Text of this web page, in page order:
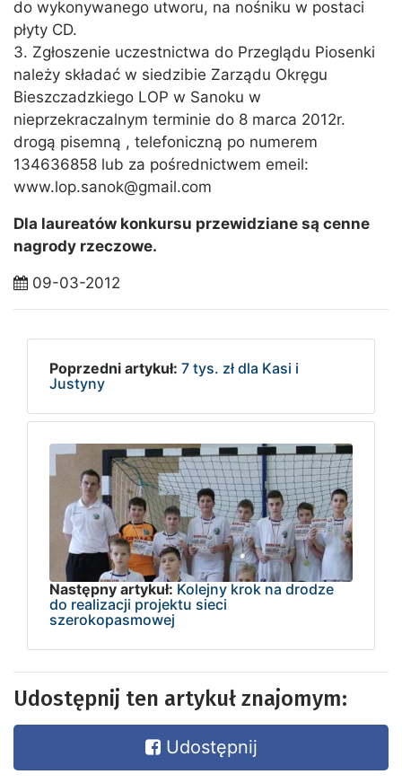
do wykonywanego utworu, na nośniku w postaci
płyty CD.
3. Zgłoszenie uczestnictwa do Przeglądu Piosenki
należy składać w siedzibie Zarządu Okręgu
Bieszczadzkiego LOP w Sanoku w
nieprzekraczalnym terminie do 8 marca 2012r.
drogą pisemną , telefoniczną po numerem
134636858 lub za pośrednictwem emeil:
www.lop.sanok@gmail.com
Dla laureatów konkursu przewidziane są cenne
nagrody rzeczowe.
09-03-2012
Poprzedni artykuł: 7 tys. zł dla Kasi i
Justyny
Następny artykuł: Kolejny krok na drodze
do realizacji projektu sieci
szerokopasmowej
Udostępnij ten artykuł znajomym:
Udostępnij